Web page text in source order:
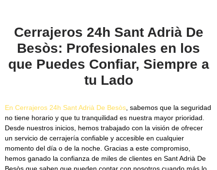
Cerrajeros 24h Sant Adrià De
Besòs: Profesionales en los
que Puedes Confiar, Siempre a
tu Lado
En Cerrajeros 24h Sant Adrià De Besòs , sabemos que la seguridad
no tiene horario y que tu tranquilidad es nuestra mayor prioridad.
Desde nuestros inicios, hemos trabajado con la visión de ofrecer
un servicio de cerrajería confiable y accesible en cualquier
momento del día o de la noche. Gracias a este compromiso,
hemos ganado la confianza de miles de clientes en Sant Adrià De